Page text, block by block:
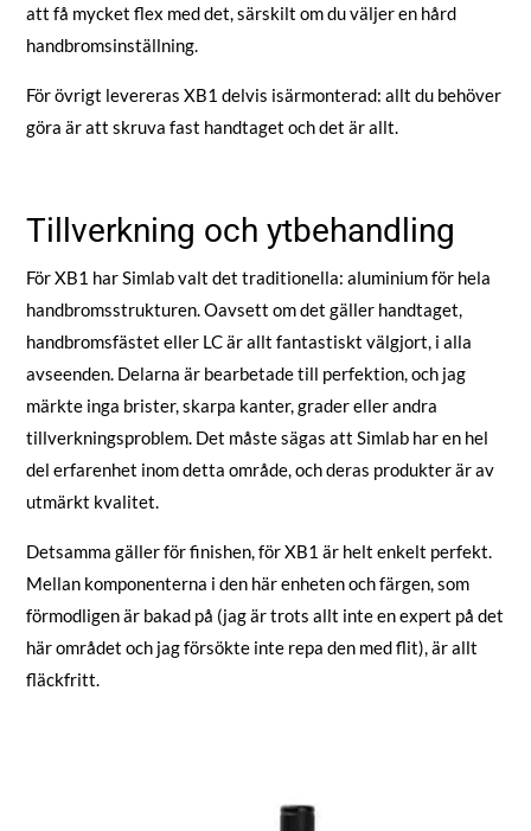
att få mycket flex med det, särskilt om du väljer en hård
handbromsinställning.
För övrigt levereras XB1 delvis isärmonterad: allt du behöver
göra är att skruva fast handtaget och det är allt.
Tillverkning och ytbehandling
För XB1 har Simlab valt det traditionella: aluminium för hela
handbromsstrukturen. Oavsett om det gäller handtaget,
handbromsfästet eller LC är allt fantastiskt välgjort, i alla
avseenden. Delarna är bearbetade till perfektion, och jag
märkte inga brister, skarpa kanter, grader eller andra
tillverkningsproblem. Det måste sägas att Simlab har en hel
del erfarenhet inom detta område, och deras produkter är av
utmärkt kvalitet.
Detsamma gäller för finishen, för XB1 är helt enkelt perfekt.
Mellan komponenterna i den här enheten och färgen, som
förmodligen är bakad på (jag är trots allt inte en expert på det
här området och jag försökte inte repa den med flit), är allt
fläckfritt.